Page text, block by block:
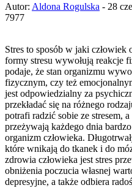
Autor: Aldona Rogulska - 28
7977
Stres to sposób w jaki człowiek
formy stresu wywołują reakcje
podaje, że stan organizmu
fizycznym, czy też
jest odpowiedzialny za
przekładać się na różnego
potrafi radzić sobie ze stresem,
przeżywają każdego dnia
organizm człowieka.
które wnikają do tkanek i do
zdrowia człowieka jest stres
obniżenia poczucia własnej
depresyjne, a także odbiera